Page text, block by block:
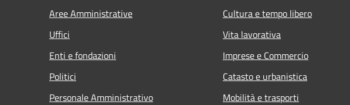
Aree Amministrative
Uffici
Enti e fondazioni
Politici
Personale Amministrativo
Cultura e tempo libero
Vita lavorativa
Imprese e Commercio
Catasto e urbanistica
Mobilità e trasporti